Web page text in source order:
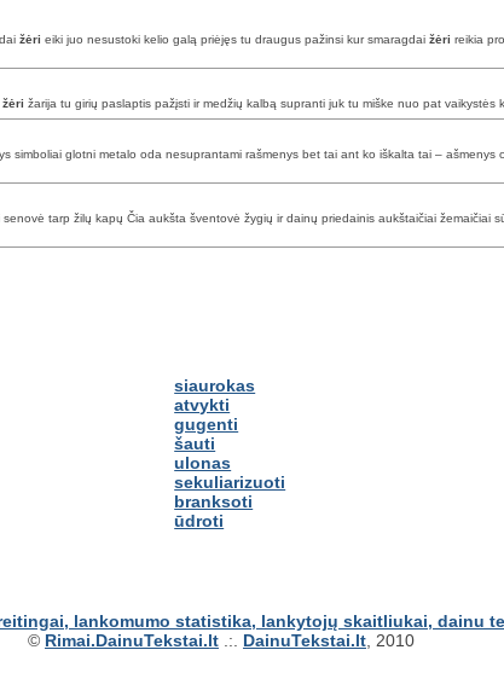
žėri eiki juo nesustoki kelio galą priėjęs tu draugus pažinsi kur smaragdaižėri reikia
žėri žarija tu girių paslaptis pažįsti ir medžių kalbą supranti juk tu miške nuo pat vaikystės
simboliai glotni metalo oda nesuprantami rašmenys bet tai ant ko iškalta tai –
tarp žilų kapų Čia aukšta šventovė žygių ir dainų priedainis aukštaičiai žemaičiai
siaurokas
atvykti
gugenti
šauti
ulonas
sekuliarizuoti
branksoti
ūdroti
© Rimai.DainuTekstai.lt .:. DainuTekstai.lt , 2010